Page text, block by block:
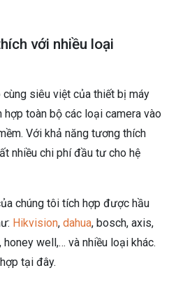
với nhiều loại
siêu việt của thiết bị máy
toàn bộ các loại camera vào
Với khả năng tương thích
nhiều chi phí đầu tư cho hệ
chúng tôi tích hợp được hầu
Hikvision, dahua, bosch, axis,
well,… và nhiều loại khác.
tại đây.